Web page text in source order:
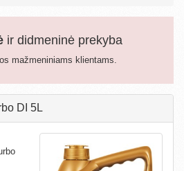
ir didmeninė prekyba
mažmeniniams klientams.
DI 5L